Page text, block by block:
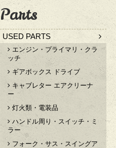
Parts
USED PARTS
エンジン・プライマリ・クラ
ッチ
ギアボックス ドライブ
キャブレター エアクリーナ
ー
灯火類・電装品
ハンドル周り・スイッチ・ミ
ラー
フォーク・サス・スイングア